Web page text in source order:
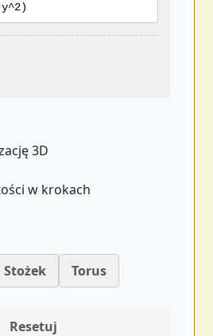
3D
w krokach
Stożek Torus
Resetuj